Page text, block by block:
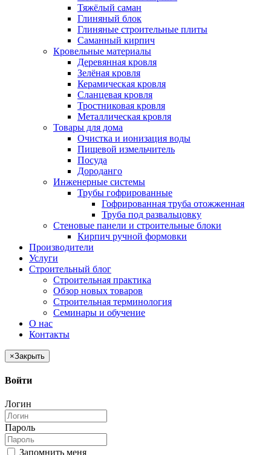
Тяжёлый саман
Глиняный блок
Глиняные строительные плиты
Саманный кирпич
Кровельные материалы
Деревянная кровля
Зелёная кровля
Керамическая кровля
Сланцевая кровля
Тростниковая кровля
Металлическая кровля
Товары для дома
Очистка и ионизация воды
Пищевой измельчитель
Посуда
Дороданго
Инженерные системы
Трубы гофрированные
Гофрированная труба отожженная
Труба под развальцовку
Стеновые панели и строительные блоки
Кирпич ручной формовки
Производители
Услуги
Строительный блог
Строительная практика
Обзор новых товаров
Строительная терминология
Семинары и обучение
О нас
Контакты
×Закрыть
Войти
Логин
Пароль
Запомнить меня